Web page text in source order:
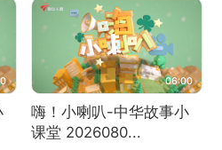
06:00
嗨！小喇叭-中华故事小
课堂 2026080...